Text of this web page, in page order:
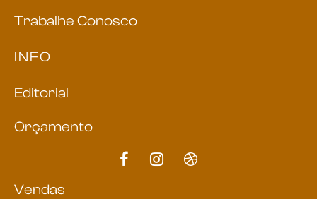
Trabalhe Conosco
INFO
Editorial
Orçamento
Vendas